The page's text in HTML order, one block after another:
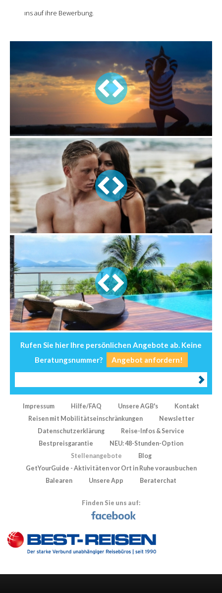
uns auf ihre Bewerbung.
1498
430
560
Rufen Sie hier Ihre persönlichen Angebote ab. Keine
Beratungsnummer?
Angebot anfordern!
Impressum Hilfe/FAQ Unsere AGB's
Kontakt
Reisen mit Mobilitätseinschränkungen
Newsletter
Datenschutzerklärung
Reise-Infos & Service
Bestpreisgarantie
NEU: 48-Stunden-Option
Stellenangebote
Blog
GetYourGuide - Aktivitäten vor Ort in Ruhe vorausbuchen
Balearen
Unsere App Beraterchat
Finden Sie uns auf: